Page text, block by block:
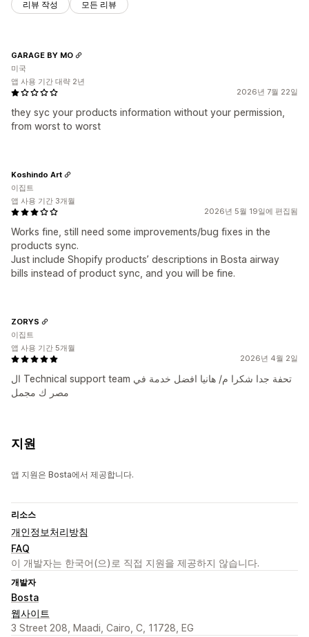
리뷰 작성 모든 리뷰
2026년 7월 22일
they syc your products information without your permission,
from worst to worst
GARAGE BY MO
미국
앱 사용 기간 대략 2년
2026년 5월 19일에 편집됨
Works fine, still need some improvements/bug fixes in the
products sync.
Just include Shopify products’ descriptions in Bosta airway
bills instead of product sync, and you will be fine.
Koshindo Art
이집트
앱 사용 기간 3개월
2026년 4월 2일
ال Technical support team تحفة جدا شكرا م/ هانيا افضل خدمة في
مصر ك مجمل
ZORYS
이집트
앱 사용 기간 5개월
지원
앱 지원은 Bosta에서 제공합니다.
리소스
개인정보처리방침
FAQ
이 개발자는 한국어(으)로 직접 지원을 제공하지 않습니다.
개발자
Bosta
웹사이트
3 Street 208, Maadi, Cairo, C, 11728, EG